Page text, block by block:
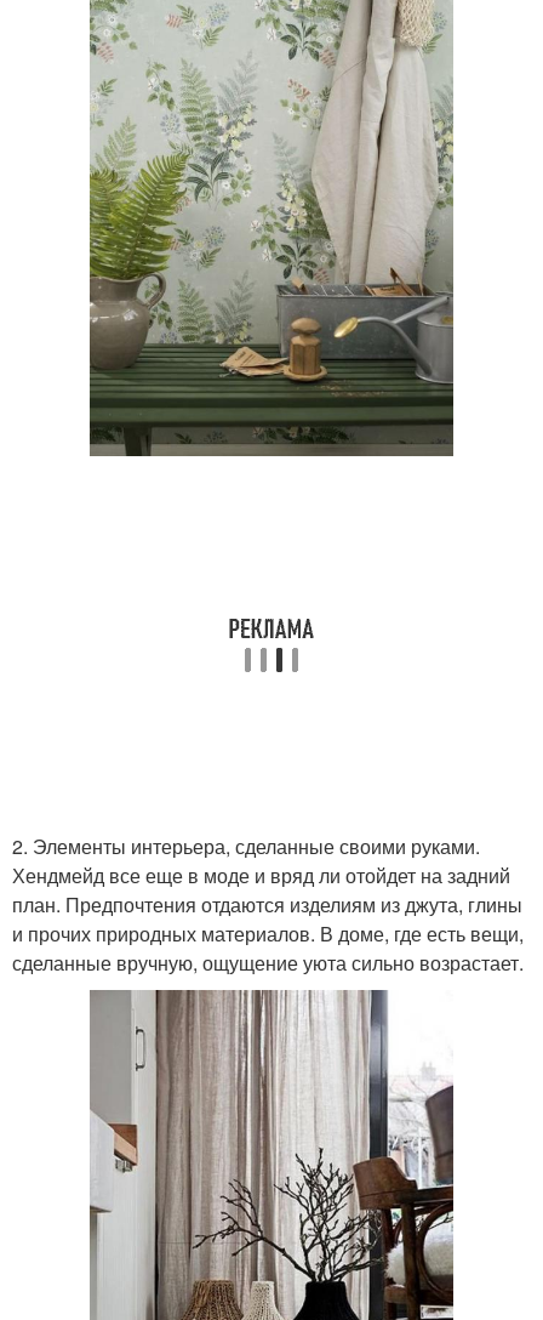
2. Элементы интерьера, сделанные своими руками.
Хендмейд все еще в моде и вряд ли отойдет на задний
план. Предпочтения отдаются изделиям из джута, глины
и прочих природных материалов. В доме, где есть вещи,
сделанные вручную, ощущение уюта сильно возрастает.